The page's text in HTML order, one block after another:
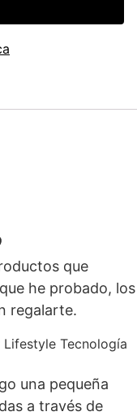
que
he probado, los
regalarte.
Lifestyle Tecnología
una pequeña
a través de